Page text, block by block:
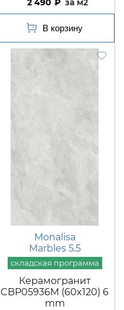
2 490 м2
Monalisa
Marbles 5.5
Керамогранит
CBP05936M (60x120) 6
mm